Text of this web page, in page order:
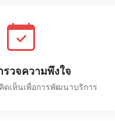
รวจความพึงใจ
ดเห็นเพื่อการพัฒนาบริการ